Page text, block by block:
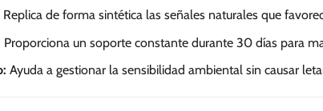
Replica de forma sintética las señales naturales que
Proporciona un soporte constante durante 30 días para
Ayuda a gestionar la sensibilidad ambiental sin causar